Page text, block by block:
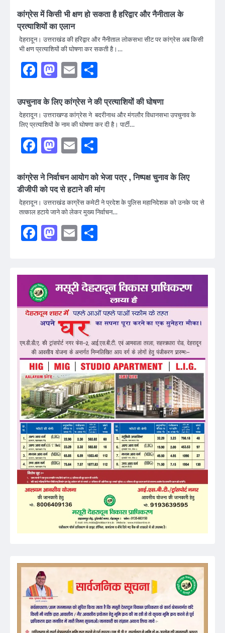
कांग्रेस में किसी भी क्षण हो सकता है हरिद्वार और नैनीताल के
प्रत्याशियों का एलान
देहरादून। उत्तराखंड की हरिद्वार और नैनीताल लोकसभा सीट पर कांग्रेस अब किसी
भी क्षण प्रत्याशियों की घोषणा कर सकती है।…
Facebook
Mastodon
Email
उपचुनाव के लिए कांग्रेस ने की प्रत्याशियों की घोषणा
देहरादून। उत्तराखण्ड कांग्रेस ने बदरीनाथ और मंगलौर विधानसभा उपचुनाव के
लिए प्रत्याशियों के नाम की घोषणा कर दी है। पार्टी…
Facebook
Mastodon
Email
कांग्रेस ने निर्वाचन आयोग को भेजा पत्र , निष्पक्ष चुनाव के लिए
डीजीपी को पद से हटाने की मांग
देहरादून। उत्तराखंड काग्रेंस कमेटी ने प्रदेश के पुलिस महानिदेशक को उनके पद से
तत्काल हटाये जाने को लेकर मुख्य निर्वाचन…
Facebook
Mastodon
Email